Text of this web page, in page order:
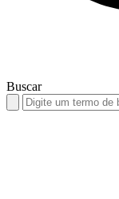
Buscar
Search
for: